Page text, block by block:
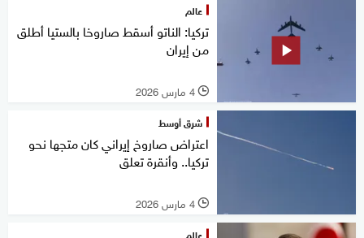
عالم
تركيا: الناتو أسقط صاروخا بالستيا أطلق
من إيران
l 4 مارس 2026
شرق أوسط
اعتراض صاروخ إيراني كان متجها نحو
تركيا.. وأنقرة تعلق
l 4 مارس 2026
عالم